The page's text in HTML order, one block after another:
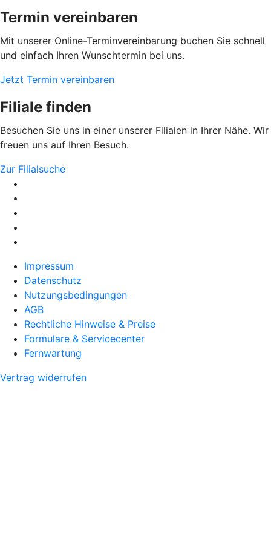
Termin vereinbaren
Mit unserer Online-Terminvereinbarung buchen Sie schnell
und einfach Ihren Wunschtermin bei uns.
Jetzt Termin vereinbaren
Filiale finden
Besuchen Sie uns in einer unserer Filialen in Ihrer Nähe. Wir
freuen uns auf Ihren Besuch.
Zur Filialsuche
Impressum
Datenschutz
Nutzungsbedingungen
AGB
Rechtliche Hinweise & Preise
Formulare & Servicecenter
Fernwartung
Vertrag widerrufen